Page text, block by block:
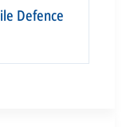
Defence